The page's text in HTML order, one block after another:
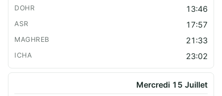
13:46
17:57
21:33
23:02
Mercredi 15 Juillet